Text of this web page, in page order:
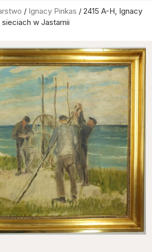
/ Ignacy Pinkas / 2415 A-H, Ignacy
w Jastarnii